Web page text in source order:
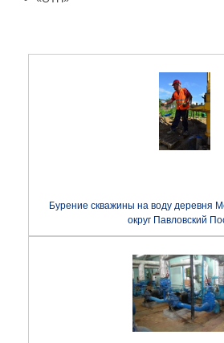
Бурение скважины на воду деревня
округ Павловский